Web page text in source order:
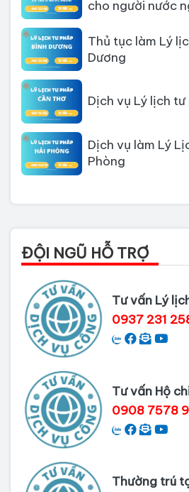
Thủ tục làm Lý
Dương
Dịch vụ Lý lịch
Dịch vụ làm Lý
Phòng
Nẵng
Thủ tục làm Lý
Chí Minh
Thủ tục làm lý
Nai
Dịch vụ làm
Thủ tục làm Lý
Dương
ĐỘI NGŨ HỖ TRỢ
Tư vấn Lý
0937 231
Tư vấn Hộ
0908 7578
Thường trú